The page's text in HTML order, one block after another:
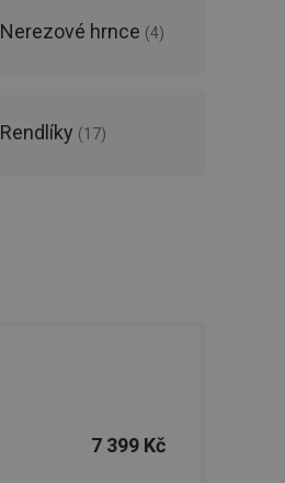
Nerezové hrnce (4)
Rendlíky (17)
7 399 Kč